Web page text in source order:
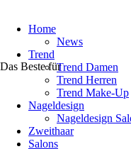
Das Beste für
Home
News
Trend
Trend Damen
Trend Herren
Trend Make-Up
Nageldesign
Nageldesign
Zweithaar
Salons